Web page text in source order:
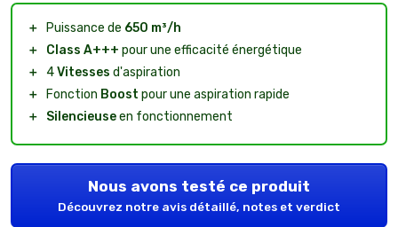
＋ Puissance de 650 m³/h
＋
Class A+++ pour une efficacité énergétique
＋ 4Vitesses d'aspiration
＋
Fonction Boost pour une aspiration rapide
＋
Silencieuseen fonctionnement
Nous avons testé ce produit
Découvrez notre avis détaillé, notes et verdict